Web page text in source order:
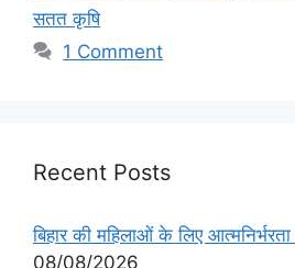
सतत कृषि
1 Comment
Recent Posts
बिहार की महिलाओं के लिए
08/08/2026